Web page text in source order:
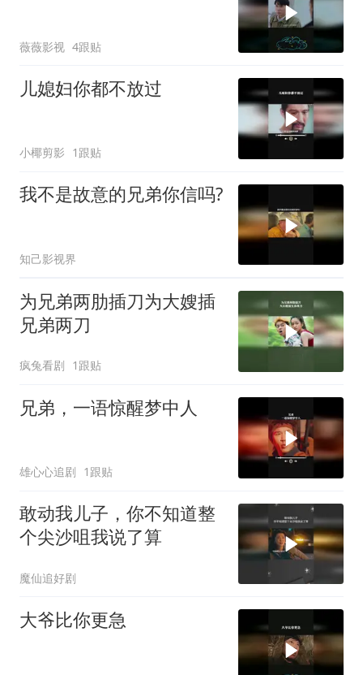
薇薇影视 4跟贴
儿媳妇你都不放过
小椰剪影 1跟贴
我不是故意的兄弟你信吗?
知己影视界
为兄弟两肋插刀为大嫂插
兄弟两刀
疯兔看剧 1跟贴
兄弟，一语惊醒梦中人
雄心心追剧 1跟贴
敢动我儿子，你不知道整
个尖沙咀我说了算
魔仙追好剧
大爷比你更急